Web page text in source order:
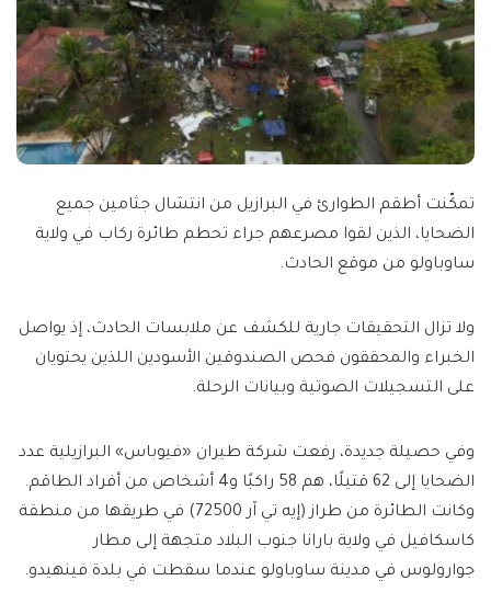
تمكّنت أطقم الطوارئ في البرازيل من انتشال جثامين جميع
الضحايا، الذين لقوا مصرعهم جراء تحطم طائرة ركاب في ولاية
ساوباولو من موقع الحادث.
ولا تزال التحقيقات جارية للكشف عن ملابسات الحادث، إذ يواصل
الخبراء والمحققون فحص الصندوقين الأسودين اللذين يحتويان
على التسجيلات الصوتية وبيانات الرحلة.
وفي حصيلة جديدة، رفعت شركة طيران «فيوباس» البرازيلية عدد
الضحايا إلى 62 قتيلًا، هم 58 راكبًا و4 أشخاص من أفراد الطاقم.
وكانت الطائرة من طراز (إيه تي آر 72500) في طريقها من منطقة
كاسكافيل في ولاية بارانا جنوب البلاد متجهة إلى مطار
جوارولوس في مدينة ساوباولو عندما سقطت في بلدة فينهيدو.